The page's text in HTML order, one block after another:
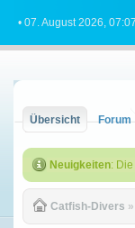
• 07. August 2026,
Übersicht Forum
Neuigkeiten:
Catfish-Divers »